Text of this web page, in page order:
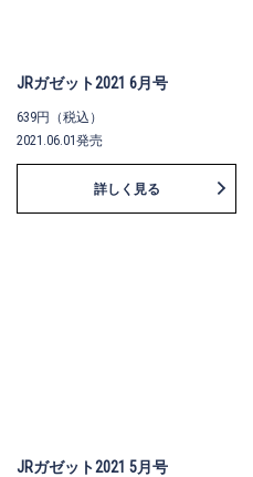
JRガゼット2021 6月号
639円（税込）
2021.06.01発売
詳しく見る
JRガゼット2021 5月号